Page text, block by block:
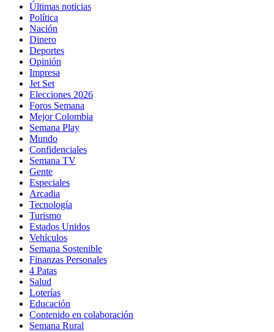
Últimas noticias
Política
Nación
Dinero
Deportes
Opinión
Impresa
Jet Set
Elecciones 2026
Foros Semana
Mejor Colombia
Semana Play
Mundo
Confidenciales
Semana TV
Gente
Especiales
Arcadia
Tecnología
Turismo
Estados Unidos
Vehículos
Semana Sostenible
Finanzas Personales
4 Patas
Salud
Loterías
Educación
Contenido en colaboración
Semana Rural